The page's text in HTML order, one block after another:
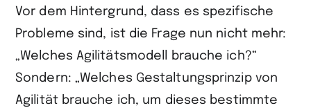
Vor dem Hintergrund, dass es spezifische
Probleme sind, ist die Frage nun nicht mehr:
„Welches Agilitätsmodell brauche ich?“
Sondern: „Welches Gestaltungsprinzip von
Agilität brauche ich, um dieses bestimmte